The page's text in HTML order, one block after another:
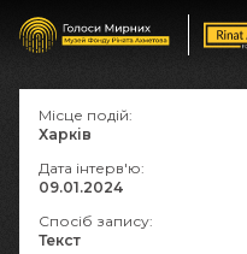
Місце подій:
Харків
Дата інтерв'ю:
09.01.2024
Спосіб запису:
Текст